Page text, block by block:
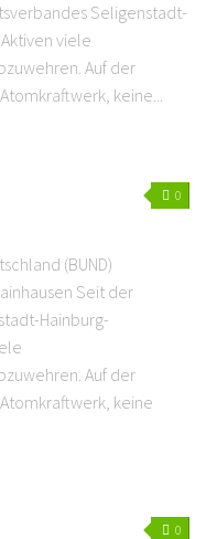
Seligenstadt-
viele
Auf der
keine...
0
(BUND)
Seit der
Hainburg-
Auf der
keine
0